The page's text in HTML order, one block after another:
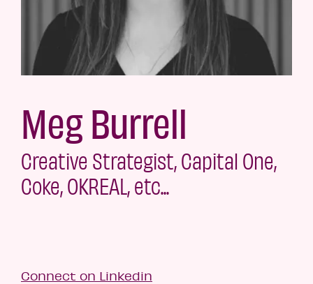
Meg Burrell
Creative Strategist, Capital One,
Coke, OKREAL, etc...
Connect on Linkedin